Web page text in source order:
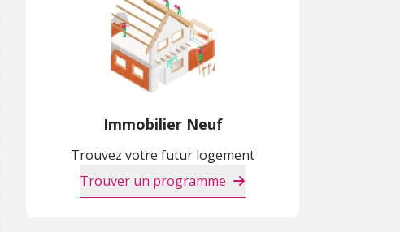
Immobilier Neuf
Trouvez votre futur logement
Trouver un programme